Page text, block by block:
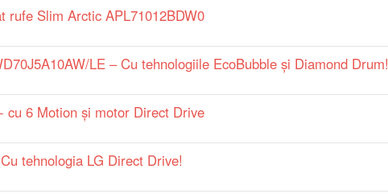
rufe Slim Arctic APL71012BDW0
LE – Cu tehnologiile EcoBubble și Diamond Drum!
cu 6 Motion și motor Direct Drive
tehnologia LG Direct Drive!